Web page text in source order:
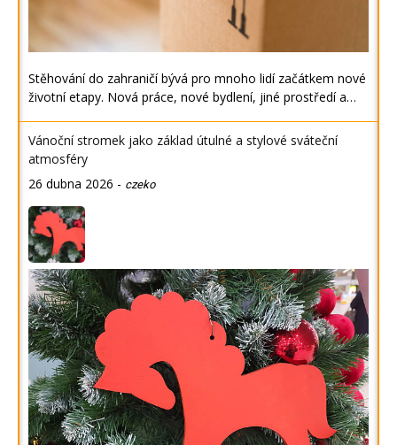
Stěhování do zahraničí bývá pro mnoho lidí začátkem nové
životní etapy. Nová práce, nové bydlení, jiné prostředí a…
Vánoční stromek jako základ útulné a stylové sváteční
atmosféry
26 dubna 2026 - czeko